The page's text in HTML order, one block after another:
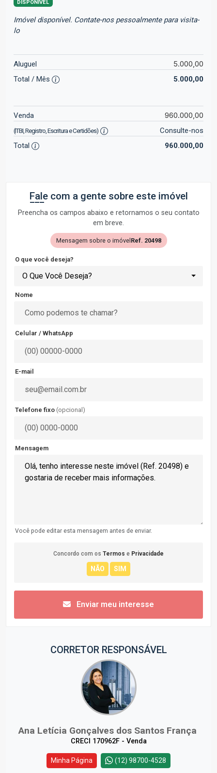
DISPONÍVEL
Imóvel disponível. Contate-nos pessoalmente para visita-
lo
Aluguel 5.000,00
Total / Mês 5.000,00
Venda 960.000,00
(ITBI, Registro, Escritura e Certidões)
Consulte-nos
Total
960.000,00
Fale com a gente sobre este imóvel
Preencha os campos abaixo e retornamos o seu contato
em breve.
Mensagem sobre o imóvelRef. 20498
O que você deseja?
O Que Você Deseja?
Nome
Celular / WhatsApp
E-mail
Telefone fixo (opcional)
Mensagem
Você pode editar esta mensagem antes de enviar.
Concordo com os Termos e Privacidade
Enviar meu interesse
CORRETOR RESPONSÁVEL
Ana Letícia Gonçalves dos Santos França
CRECI 170962F - Venda
Minha Página (12) 98700-4528